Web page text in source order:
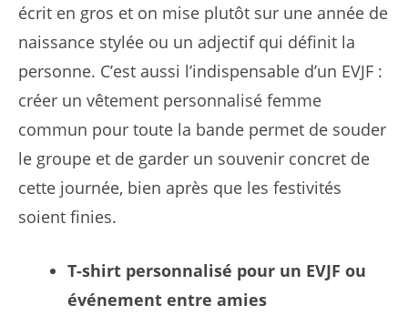
écrit en gros et on mise plutôt sur une année de
naissance stylée ou un adjectif qui définit la
personne. C’est aussi l’indispensable d’un EVJF :
créer un vêtement personnalisé femme
commun pour toute la bande permet de souder
le groupe et de garder un souvenir concret de
cette journée, bien après que les festivités
soient finies.
T-shirt personnalisé pour un EVJF ou
événement entre amies